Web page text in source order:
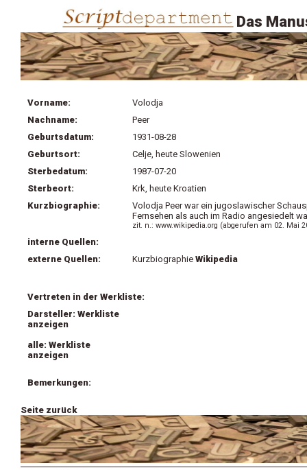
Das
Vorname:
Volodja
Nachname:
Peer
Geburtsdatum:
1931-08-28
Geburtsort:
Celje, heute Slowenien
Sterbedatum:
1987-07-20
Sterbeort:
Krk, heute Kroatien
Kurzbiographie:
Volodja Peer war ein jugoslawischer
Fernsehen als auch im Radio angesiedelt
zit. n.: www.wikipedia.org (abgerufen am 02. Mai
interne Quellen:
externe Quellen:
Kurzbiographie Wikipedia
Vertreten in der Werkliste:
Darsteller: Werkliste
anzeigen
alle: Werkliste
anzeigen
Bemerkungen:
Seite zurück